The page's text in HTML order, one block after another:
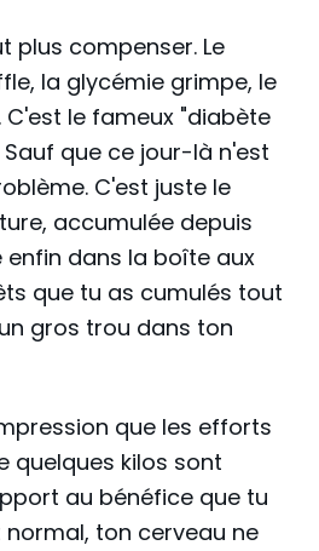
plus compenser. Le
la glycémie grimpe, le
le fameux "diabète
que ce jour-là n'est
C'est juste le
accumulée depuis
enfin dans la boîte aux
que tu as cumulés tout
gros trou dans ton
que les efforts
quelques kilos sont
au bénéfice que tu
ton cerveau ne